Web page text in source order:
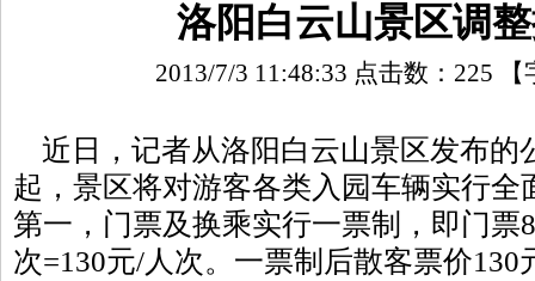
洛阳白云山景区调
2013/7/3 11:48:33 点击数： 225
近日，记者从洛阳白云山景区发布的
起，景区将对游客各类入园车辆实行全
第一，门票及换乘实行一票制，即门票
次=130元/人次。一票制后散客票价